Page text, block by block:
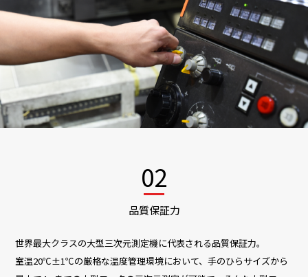
02
品質保証力
世界最大クラスの大型三次元測定機に代表される品質保証力。
室温20℃±1℃の厳格な温度管理環境において、手のひらサイズから